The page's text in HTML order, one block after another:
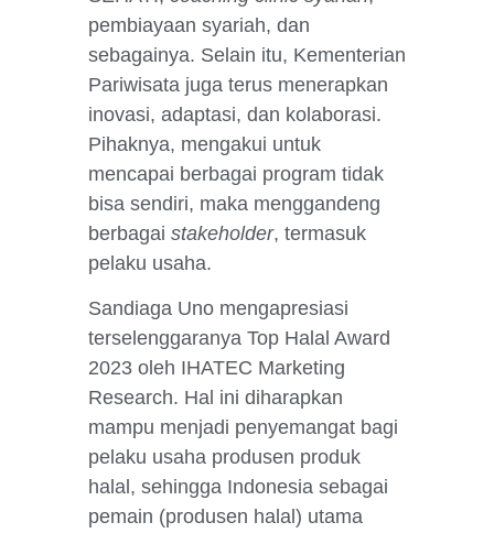
pembiayaan syariah, dan
sebagainya. Selain itu, Kementerian
Pariwisata juga terus menerapkan
inovasi, adaptasi, dan kolaborasi.
Pihaknya, mengakui untuk
mencapai berbagai program tidak
bisa sendiri, maka menggandeng
berbagai stakeholder, termasuk
pelaku usaha.
Sandiaga Uno mengapresiasi
terselenggaranya Top Halal Award
2023 oleh IHATEC Marketing
Research. Hal ini diharapkan
mampu menjadi penyemangat bagi
pelaku usaha produsen produk
halal, sehingga Indonesia sebagai
pemain (produsen halal) utama